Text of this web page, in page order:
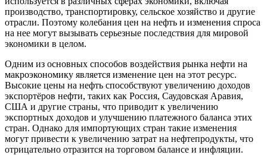
производство, транспортировку, сельское хозяйство и другие
отрасли. Поэтому колебания цен на нефть и изменения спроса
на нее могут вызывать серьезные последствия для мировой
экономики в целом.
Одним из основных способов воздействия рынка нефти на
макроэкономику является изменение цен на этот ресурс.
Высокие цены на нефть способствуют увеличению доходов
экспортёров нефти, таких как Россия, Саудовская Аравия,
США и другие страны, что приводит к увеличению
экспортных доходов и улучшению платежного баланса этих
стран. Однако для импортующих стран такие изменения
могут привести к увеличению затрат на нефтепродукты, что
отрицательно отразится на торговом балансе и инфляции.